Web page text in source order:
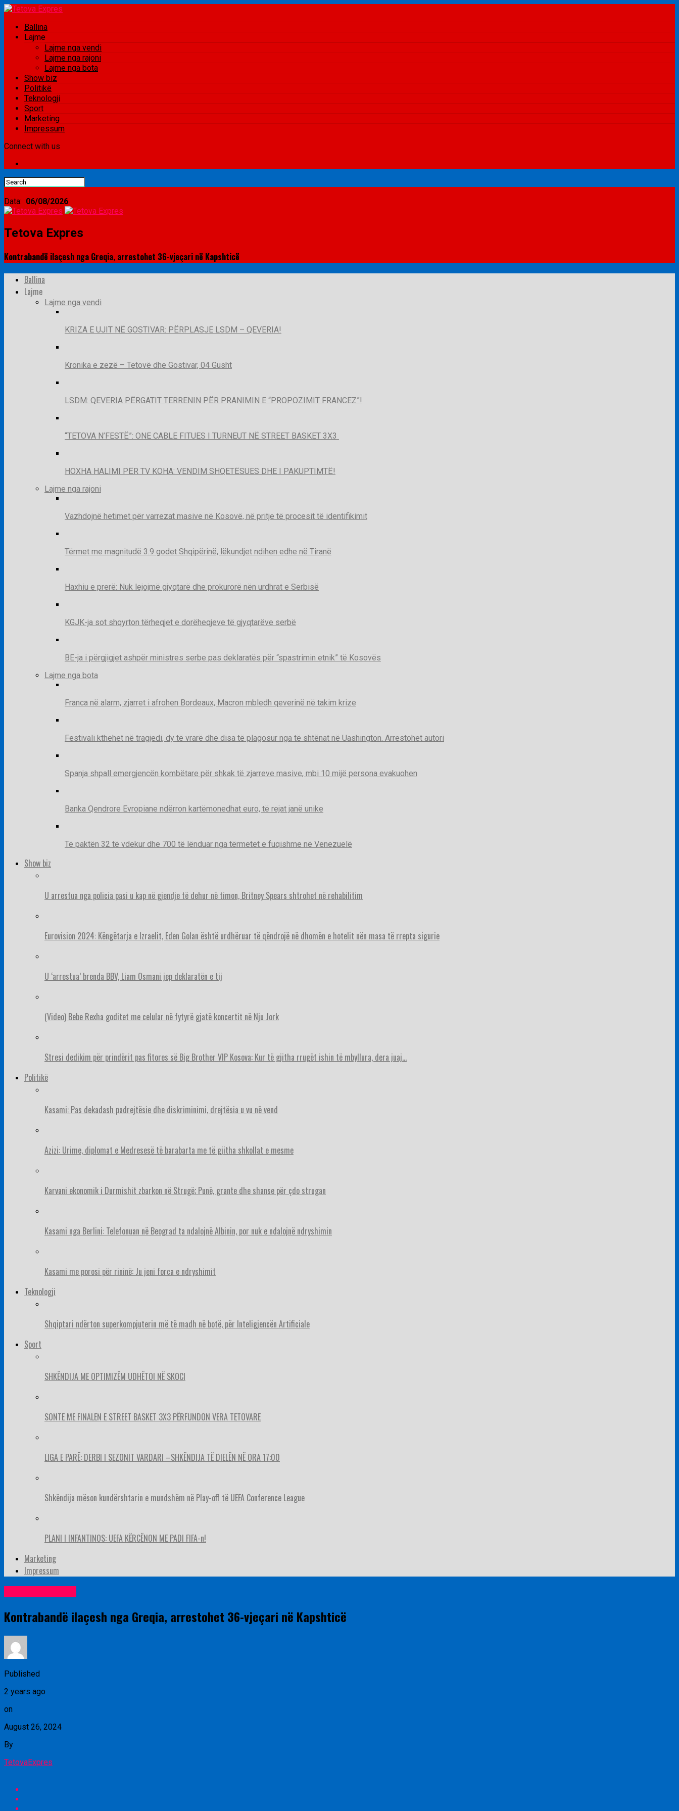
Ballina
Lajme
Lajme nga vendi
Lajme nga rajoni
Lajme nga bota
Show biz
Politikë
Teknologji
Sport
Marketing
Impressum
Connect with us
Data: 06/08/2026
Tetova Expres
Kontrabandë ilaçesh nga Greqia, arrestohet 36-vjeçari në Kapshticë
Ballina
Lajme
Lajme nga vendi
KRIZA E UJIT NË GOSTIVAR: PËRPLASJE LSDM – QEVERIA!
Kronika e zezë – Tetovë dhe Gostivar, 04 Gusht
LSDM: QEVERIA PËRGATIT TERRENIN PËR PRANIMIN E “PROPOZIMIT FRANCEZ”!
“TETOVA N’FESTË”: ONE CABLE FITUES I TURNEUT NË STREET BASKET 3X3
HOXHA HALIMI PËR TV KOHA: VENDIM SHQETËSUES DHE I PAKUPTIMTË!
Lajme nga rajoni
Vazhdojnë hetimet për varrezat masive në Kosovë, në pritje të procesit të identifikimit
Tërmet me magnitudë 3.9 godet Shqipërinë, lëkundjet ndihen edhe në Tiranë
Haxhiu e prerë: Nuk lejojmë gjyqtarë dhe prokurorë nën urdhrat e Serbisë
KGJK-ja sot shqyrton tërheqjet e dorëheqjeve të gjyqtarëve serbë
BE-ja i përgjigjet ashpër ministres serbe pas deklaratës për “spastrimin etnik” të Kosovës
Lajme nga bota
Franca në alarm, zjarret i afrohen Bordeaux, Macron mbledh qeverinë në takim krize
Festivali kthehet në tragjedi, dy të vrarë dhe disa të plagosur nga të shtënat në Uashington. Arrestohet autori
Spanja shpall emergjencën kombëtare për shkak të zjarreve masive, mbi 10 mijë persona evakuohen
Banka Qendrore Evropiane ndërron kartëmonedhat euro, të rejat janë unike
Të paktën 32 të vdekur dhe 700 të lënduar nga tërmetet e fuqishme në Venezuelë
Show biz
U arrestua nga policia pasi u kap në gjendje të dehur në timon, Britney Spears shtrohet në rehabilitim
Eurovision 2024: Këngëtarja e Izraelit, Eden Golan është urdhëruar të qëndrojë në dhomën e hotelit nën masa të rrepta sigurie
U ‘arrestua’ brenda BBV, Liam Osmani jep deklaratën e tij
(Video) Bebe Rexha goditet me celular në fytyrë gjatë koncertit në Nju Jork
Stresi dedikim për prindërit pas fitores së Big Brother VIP Kosova: Kur të gjitha rrugët ishin të mbyllura, dera juaj…
Politikë
Kasami: Pas dekadash padrejtësie dhe diskriminimi, drejtësia u vu në vend
Azizi: Urime, diplomat e Medresesë të barabarta me të gjitha shkollat e mesme
Karvani ekonomik i Durmishit zbarkon në Strugë; Punë, grante dhe shanse për çdo strugan
Kasami nga Berlini: Telefonuan në Beograd ta ndalojnë Albinin, por nuk e ndalojnë ndryshimin
Kasami me porosi për rininë: Ju jeni forca e ndryshimit
Teknologji
Shqiptari ndërton superkompjuterin më të madh në botë, për Inteligjencën Artificiale
Sport
SHKËNDIJA ME OPTIMIZËM UDHËTOI NË SKOCI
SONTE ME FINALEN E STREET BASKET 3X3 PËRFUNDON VERA TETOVARE
LIGA E PARË: DERBI I SEZONIT VARDARI –SHKËNDIJA TË DIELËN NË ORA 17:00
Shkëndija mëson kundërshtarin e mundshëm në Play-off të UEFA Conference League
PLANI I INFANTINOS: UEFA KËRCËNON ME PADI FIFA-n!
Marketing
Impressum
Kontrabandë ilaçesh nga Greqia, arrestohet 36-vjeçari në Kapshticë
Published
2 years ago
on
August 26, 2024
By
TetovaExpres